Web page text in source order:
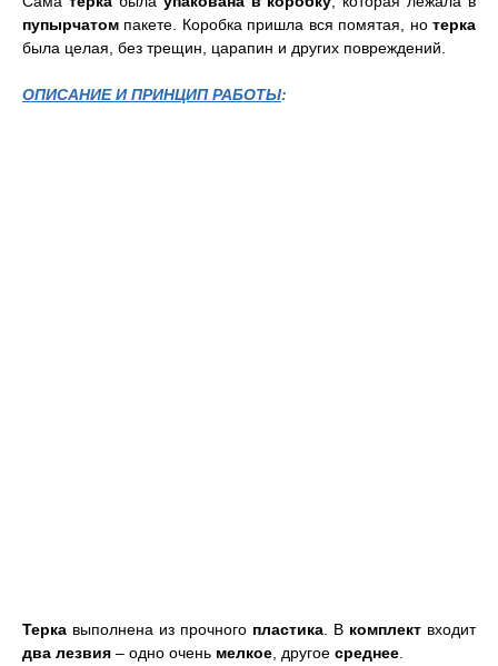
пупырчатом пакете. Коробка пришла вся помятая, но терка
была целая, без трещин, царапин и других повреждений.
ОПИСАНИЕ И ПРИНЦИП РАБОТЫ:
Терка выполнена из прочного пластика. В комплект входит
два лезвия – одно очень мелкое, другое среднее.